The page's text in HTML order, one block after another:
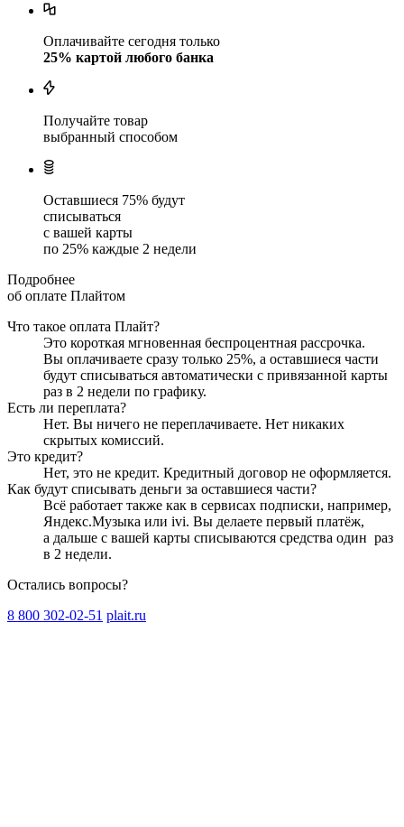
Оплачивайте сегодня только
25% картой любого банка
Получайте товар
выбранный способом
Оставшиеся 75% будут
списываться
с вашей карты
по 25% каждые 2 недели
Подробнее
об оплате Плайтом
Что такое оплата Плайт?
Это короткая мгновенная беспроцентная рассрочка.
Вы оплачиваете сразу только 25%, а оставшиеся части
будут списываться автоматически с привязанной карты
раз в 2 недели по графику.
Есть ли переплата?
Нет. Вы ничего не переплачиваете. Нет никаких
скрытых комиссий.
Это кредит?
Нет, это не кредит. Кредитный договор не оформляется.
Как будут списывать деньги за оставшиеся части?
Всё работает также как в сервисах подписки, например,
Яндекс.Музыка или ivi. Вы делаете первый платёж,
а дальше с вашей карты списываются средства один раз
в 2 недели.
Остались вопросы?
8 800 302-02-51 plait.ru